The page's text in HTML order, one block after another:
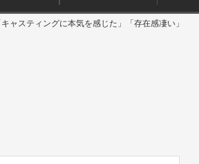
ャスティングに本気を感じた」「存在感凄い」